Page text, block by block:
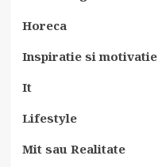
Horeca
Inspiratie si motivatie
It
Lifestyle
Mit sau Realitate